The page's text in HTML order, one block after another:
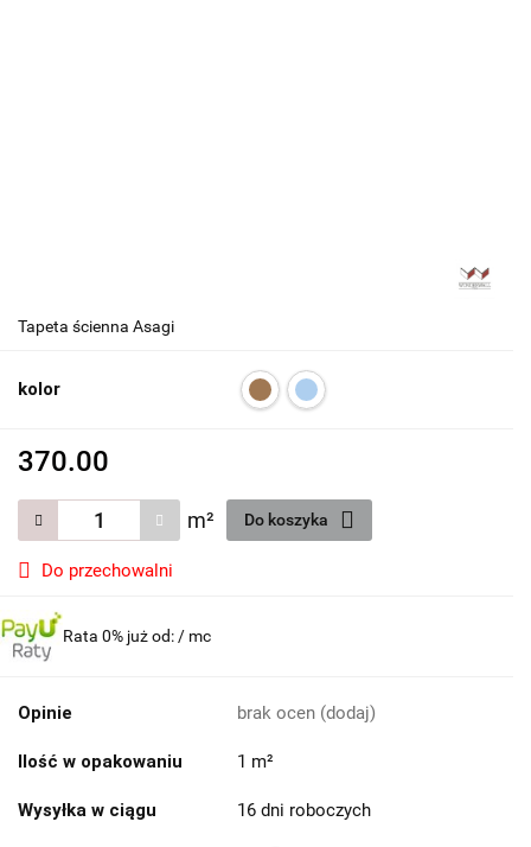
Tapeta ścienna Asagi
kolor
370.00
m² Do koszyka
Do przechowalni
Rata 0% już od:/ mc
Opinie brak ocen (dodaj)
Ilość w opakowaniu 1 m²
Wysyłka w ciągu 16 dni roboczych